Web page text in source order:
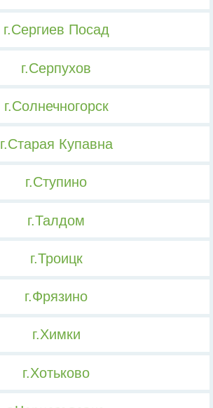
г.Сергиев Посад
г.Серпухов
г.Солнечногорск
г.Старая Купавна
г.Ступино
г.Талдом
г.Троицк
г.Фрязино
г.Химки
г.Хотьково